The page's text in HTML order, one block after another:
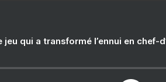
jeu qui a transformé l’ennui en chef-